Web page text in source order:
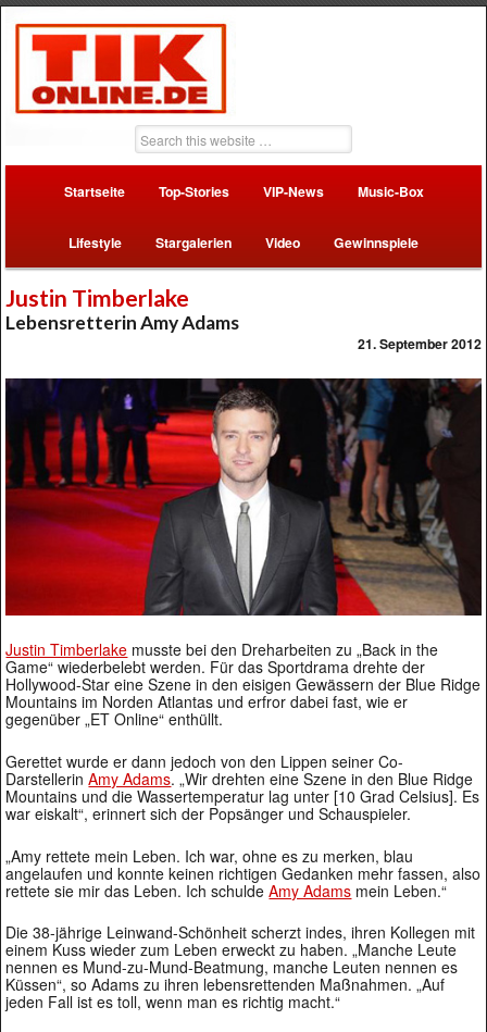
Startseite Top-Stories VIP-News Music-Box
Lifestyle Stargalerien Video Gewinnspiele
Justin Timberlake
Lebensretterin Amy Adams
21. September 2012
Justin Timberlake musste bei den Dreharbeiten zu „Back in the
Game“ wiederbelebt werden. Für das Sportdrama drehte der
Hollywood-Star eine Szene in den eisigen Gewässern der Blue Ridge
Mountains im Norden Atlantas und erfror dabei fast, wie er
gegenüber „ET Online“ enthüllt.
Gerettet wurde er dann jedoch von den Lippen seiner Co-
DarstellerinAmy Adams. „Wir drehten eine Szene in den Blue Ridge
Mountains und die Wassertemperatur lag unter [10 Grad Celsius]. Es
war eiskalt“, erinnert sich der Popsänger und Schauspieler.
„Amy rettete mein Leben. Ich war, ohne es zu merken, blau
angelaufen und konnte keinen richtigen Gedanken mehr fassen, also
rettete sie mir das Leben. Ich schuldeAmy Adams mein Leben.“
Die 38-jährige Leinwand-Schönheit scherzt indes, ihren Kollegen mit
einem Kuss wieder zum Leben erweckt zu haben. „Manche Leute
nennen es Mund-zu-Mund-Beatmung, manche Leuten nennen es
Küssen“, so Adams zu ihren lebensrettenden Maßnahmen. „Auf
jeden Fall ist es toll, wenn man es richtig macht.“